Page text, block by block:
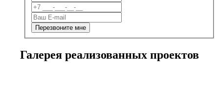
Галерея реализованных проектов